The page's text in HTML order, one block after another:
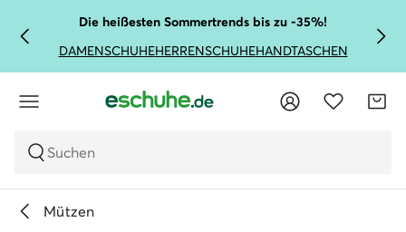
Die heißesten Sommertrends bis zu -35%!
DAMENSCHUHEHERRENSCHUHEHANDTASCHEN
Suchen
Mützen